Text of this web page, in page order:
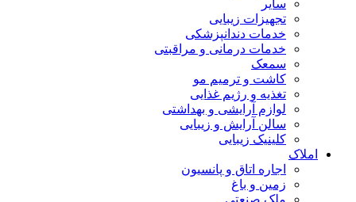
سایر
تجهیزات زیبایی
خدمات دندانپزشکی
خدمات درمانی و مراقبتی
سمعک
کاشت و ترمیم مو
تغذیه و رژیم غذایی
لوازم آرایشی و بهداشتی
سالن آرایش و زیبایی
کلینیک زیبایی
املاک
اجاره اتاق و پانسیون
زمین و باغ